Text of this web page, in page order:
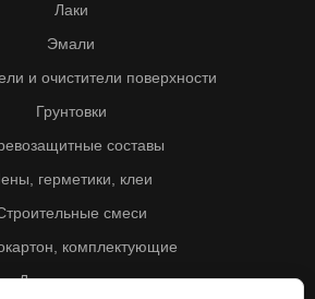
Лаки
Эмали
и очистители поверхности
Грунтовки
составы
герметики, клеи
смеси
комплектующие
Другие товары